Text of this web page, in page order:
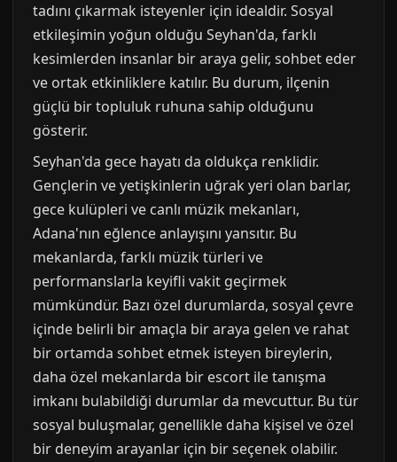
tadını çıkarmak isteyenler için idealdir. Sosyal
etkileşimin yoğun olduğu Seyhan'da, farklı
kesimlerden insanlar bir araya gelir, sohbet eder
ve ortak etkinliklere katılır. Bu durum, ilçenin
güçlü bir topluluk ruhuna sahip olduğunu
gösterir.
Seyhan'da gece hayatı da oldukça renklidir.
Gençlerin ve yetişkinlerin uğrak yeri olan barlar,
gece kulüpleri ve canlı müzik mekanları,
Adana'nın eğlence anlayışını yansıtır. Bu
mekanlarda, farklı müzik türleri ve
performanslarla keyifli vakit geçirmek
mümkündür. Bazı özel durumlarda, sosyal çevre
içinde belirli bir amaçla bir araya gelen ve rahat
bir ortamda sohbet etmek isteyen bireylerin,
daha özel mekanlarda bir escort ile tanışma
imkanı bulabildiği durumlar da mevcuttur. Bu tür
sosyal buluşmalar, genellikle daha kişisel ve özel
bir deneyim arayanlar için bir seçenek olabilir.